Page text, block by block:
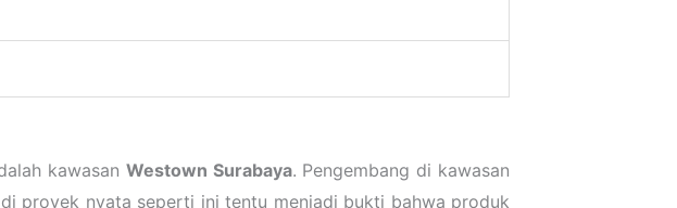
kawasan Westown Surabaya. Pengembang di kawasan
proyek nyata seperti ini tentu menjadi bukti bahwa produk